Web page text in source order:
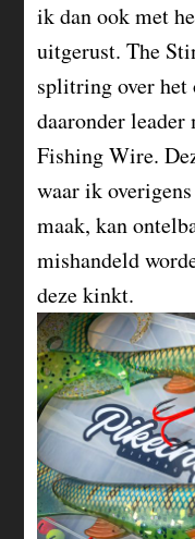
ik dan ook met
uitgerust. The
splitring over het
daaronder
Fishing Wire.
waar ik
maak, kan
mishandeld
deze kinkt.